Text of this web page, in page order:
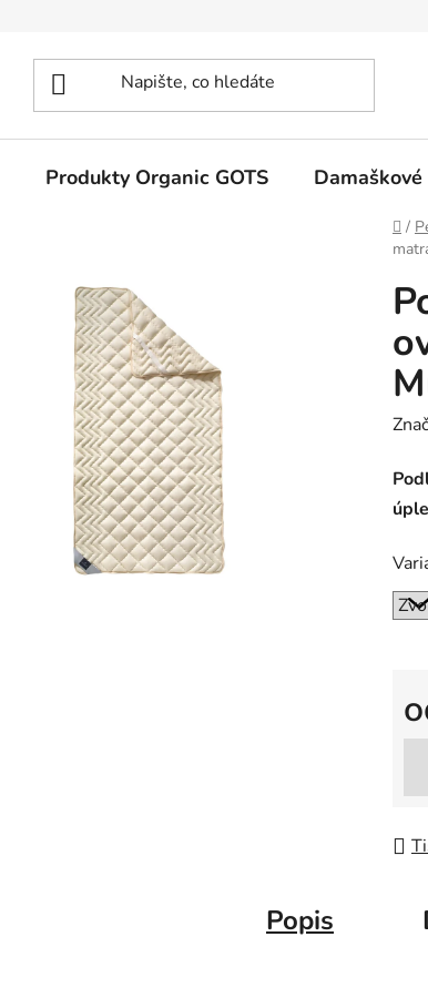
Produkty Organic GOTS
/
Popis